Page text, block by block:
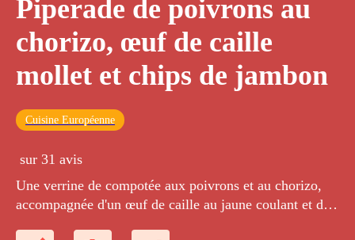
Piperade de poivrons au
chorizo, œuf de caille
mollet et chips de jambon
Cuisine Européenne
sur 31 avis
Une verrine de compotée aux poivrons et au chorizo,
accompagnée d'un œuf de caille au jaune coulant et de